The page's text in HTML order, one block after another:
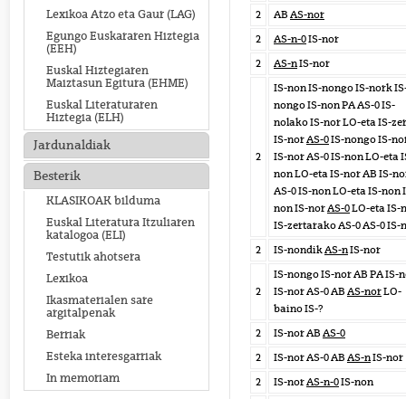
Lexikoa Atzo eta Gaur (LAG)
Egungo Euskararen Hiztegia
(EEH)
Euskal Hiztegiaren
Maiztasun Egitura (EHME)
Euskal Literaturaren
Hiztegia (ELH)
Jardunaldiak
Besterik
KLASIKOAK bilduma
Euskal Literatura Itzuliaren
katalogoa (ELI)
Testutik ahotsera
Lexikoa
Ikasmaterialen sare
argitalpenak
Berriak
Esteka interesgarriak
In memoriam
2
AB AS-nor
2
AS-n-0IS-nor
2
AS-nIS-nor
2
IS-non IS-nongo IS-nork
nongo IS-non PA AS-0 IS-
nolako IS-nor LO-eta IS-
IS-norAS-0IS-nongo IS-
IS-nor AS-0 IS-non LO-eta
non LO-eta IS-nor AB IS-
AS-0 IS-non LO-eta IS-non
non IS-norAS-0LO-eta IS-
IS-zertarako AS-0 AS-0 IS-
2
IS-nondikAS-nIS-nor
2
IS-nongo IS-nor AB PA IS-
IS-nor AS-0 AB AS-norLO-
baino IS-?
2
IS-nor AB AS-0
2
IS-nor AS-0 AB AS-nIS-nor
2
IS-norAS-n-0IS-non